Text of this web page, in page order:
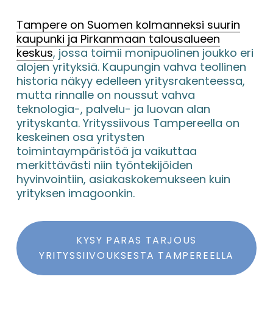
Tampere on Suomen kolmanneksi suurin
kaupunki ja Pirkanmaan talousalueen
keskus, jossa toimii monipuolinen joukko eri
alojen yrityksiä. Kaupungin vahva teollinen
historia näkyy edelleen yritysrakenteessa,
mutta rinnalle on noussut vahva
teknologia-, palvelu- ja luovan alan
yrityskanta. Yrityssiivous Tampereella on
keskeinen osa yritysten
toimintaympäristöä ja vaikuttaa
merkittävästi niin työntekijöiden
hyvinvointiin, asiakaskokemukseen kuin
yrityksen imagoonkin.
KYSY PARAS TARJOUS
YRITYSSIIVOUKSESTA TAMPEREELLA